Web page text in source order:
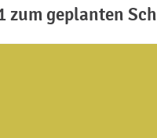
zum geplanten